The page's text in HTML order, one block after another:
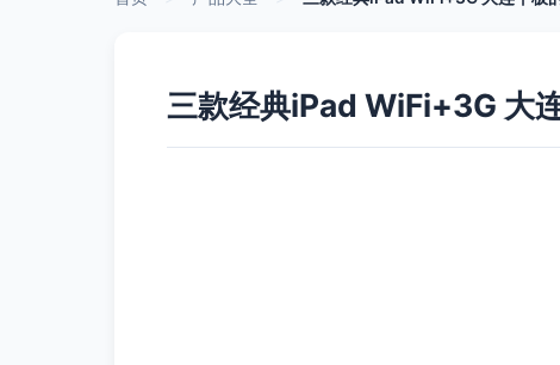
三款经典iPad WiFi+3G 大